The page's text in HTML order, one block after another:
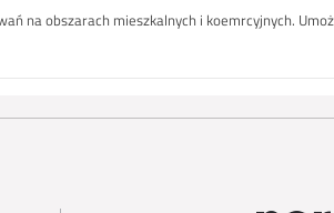
na obszarach mieszkalnych i koemrcyjnych.